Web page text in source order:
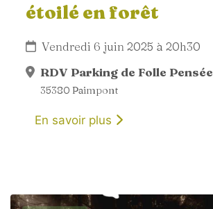
étoilé en forêt
Vendredi 6 juin 2025 à 20h30
RDV Parking de Folle Pensée
35380 Paimpont
En savoir plus